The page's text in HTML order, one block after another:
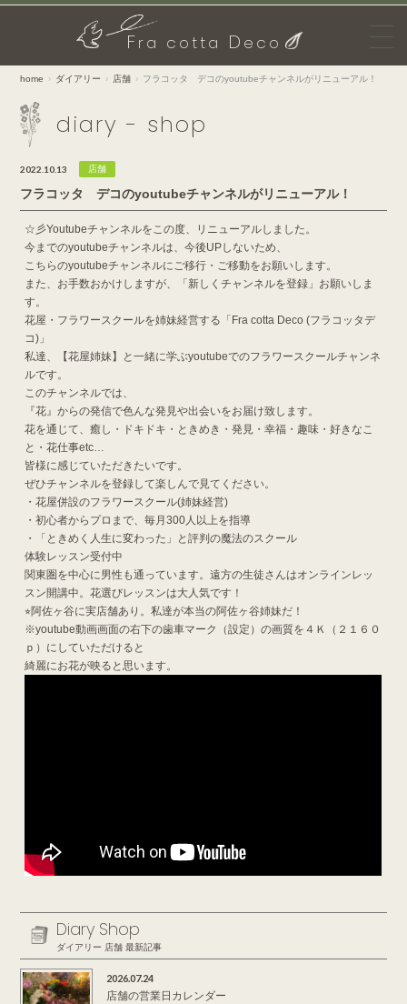
Fra cotta D eco
home ダイアリー 店舗 フラコッタ デコのyoutubeチャンネルがリニューアル！
diary - shop
2022.10.13 店舗
フラコッタ デコのyoutubeチャンネルがリニューアル！
☆彡Youtubeチャンネルをこの度、リニューアルしました。
今までのyoutubeチャンネルは、今後UPしないため、
こちらのyoutubeチャンネルにご移行・ご移動をお願いします。
また、お手数おかけしますが、「新しくチャンネルを登録」お願いしま
す。
花屋・フラワースクールを姉妹経営する「Fra cotta Deco (フラコッタデ
コ)」
私達、【花屋姉妹】と一緒に学ぶyoutubeでのフラワースクールチャンネ
ルです。
このチャンネルでは、
『花』からの発信で色んな発見や出会いをお届け致します。
花を通じて、癒し・ドキドキ・ときめき・発見・幸福・趣味・好きなこ
と・花仕事etc…
皆様に感じていただきたいです。
ぜひチャンネルを登録して楽しんで見てください。
・花屋併設のフラワースクール(姉妹経営)
・初心者からプロまで、毎月300人以上を指導
・「ときめく人生に変わった」と評判の魔法のスクール
体験レッスン受付中
関東圏を中心に男性も通っています。遠方の生徒さんはオンラインレッ
スン開講中。花選びレッスンは大人気です！
⭐︎阿佐ヶ谷に実店舗あり。私達が本当の阿佐ヶ谷姉妹だ！
※youtube動画画面の右下の歯車マーク（設定）の画質を４Ｋ（２１６０
ｐ）にしていただけると
綺麗にお花が映ると思います。
Diary Shop
ダイアリー 店舗 最新記事
2026.07.24
店舗の営業日カレンダー